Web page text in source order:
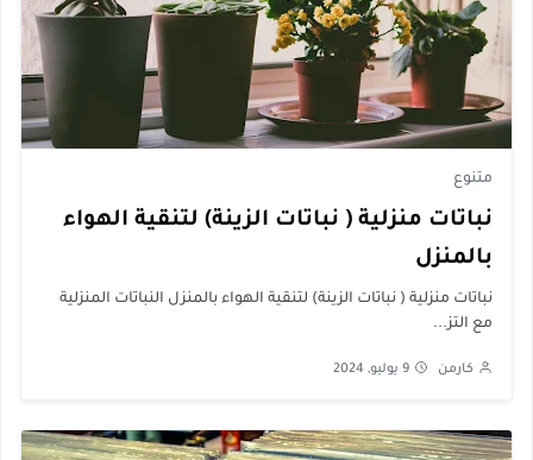
متنوع
نباتات منزلية ( نباتات الزينة) لتنقية الهواء
بالمنزل
نباتات منزلية ( نباتات الزينة) لتنقية الهواء بالمنزل النباتات المنزلية
مع التز...
كارمن 9 يوليو, 2024